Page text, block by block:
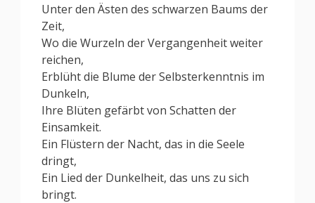
Unter den Ästen des schwarzen Baums der
Zeit,
Wo die Wurzeln der Vergangenheit weiter
reichen,
Erblüht die Blume der Selbsterkenntnis im
Dunkeln,
Ihre Blüten gefärbt von Schatten der
Einsamkeit.
Ein Flüstern der Nacht, das in die Seele
dringt,
Ein Lied der Dunkelheit, das uns zu sich
bringt.